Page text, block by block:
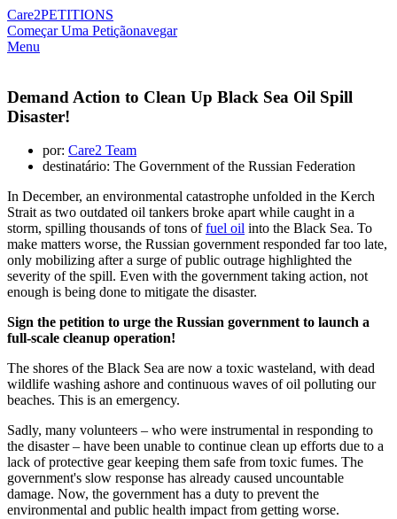
Care2PETITIONS
Começar Uma Petiçãonavegar
Menu
Demand Action to Clean Up Black Sea Oil Spill
Disaster!
por: Care2 Team
destinatário: The Government of the Russian Federation
In December, an environmental catastrophe unfolded in the Kerch
Strait as two outdated oil tankers broke apart while caught in a
storm, spilling thousands of tons offuel oil into the Black Sea. To
make matters worse, the Russian government responded far too late,
only mobilizing after a surge of public outrage highlighted the
severity of the spill. Even with the government taking action, not
enough is being done to mitigate the disaster.
Sign the petition to urge the Russian government to launch a
full-scale cleanup operation!
The shores of the Black Sea are now a toxic wasteland, with dead
wildlife washing ashore and continuous waves of oil polluting our
beaches. This is an emergency.
Sadly, many volunteers – who were instrumental in responding to
the disaster – have been unable to continue clean up efforts due to a
lack of protective gear keeping them safe from toxic fumes. The
government's slow response has already caused uncountable
damage. Now, the government has a duty to prevent the
environmental and public health impact from getting worse.